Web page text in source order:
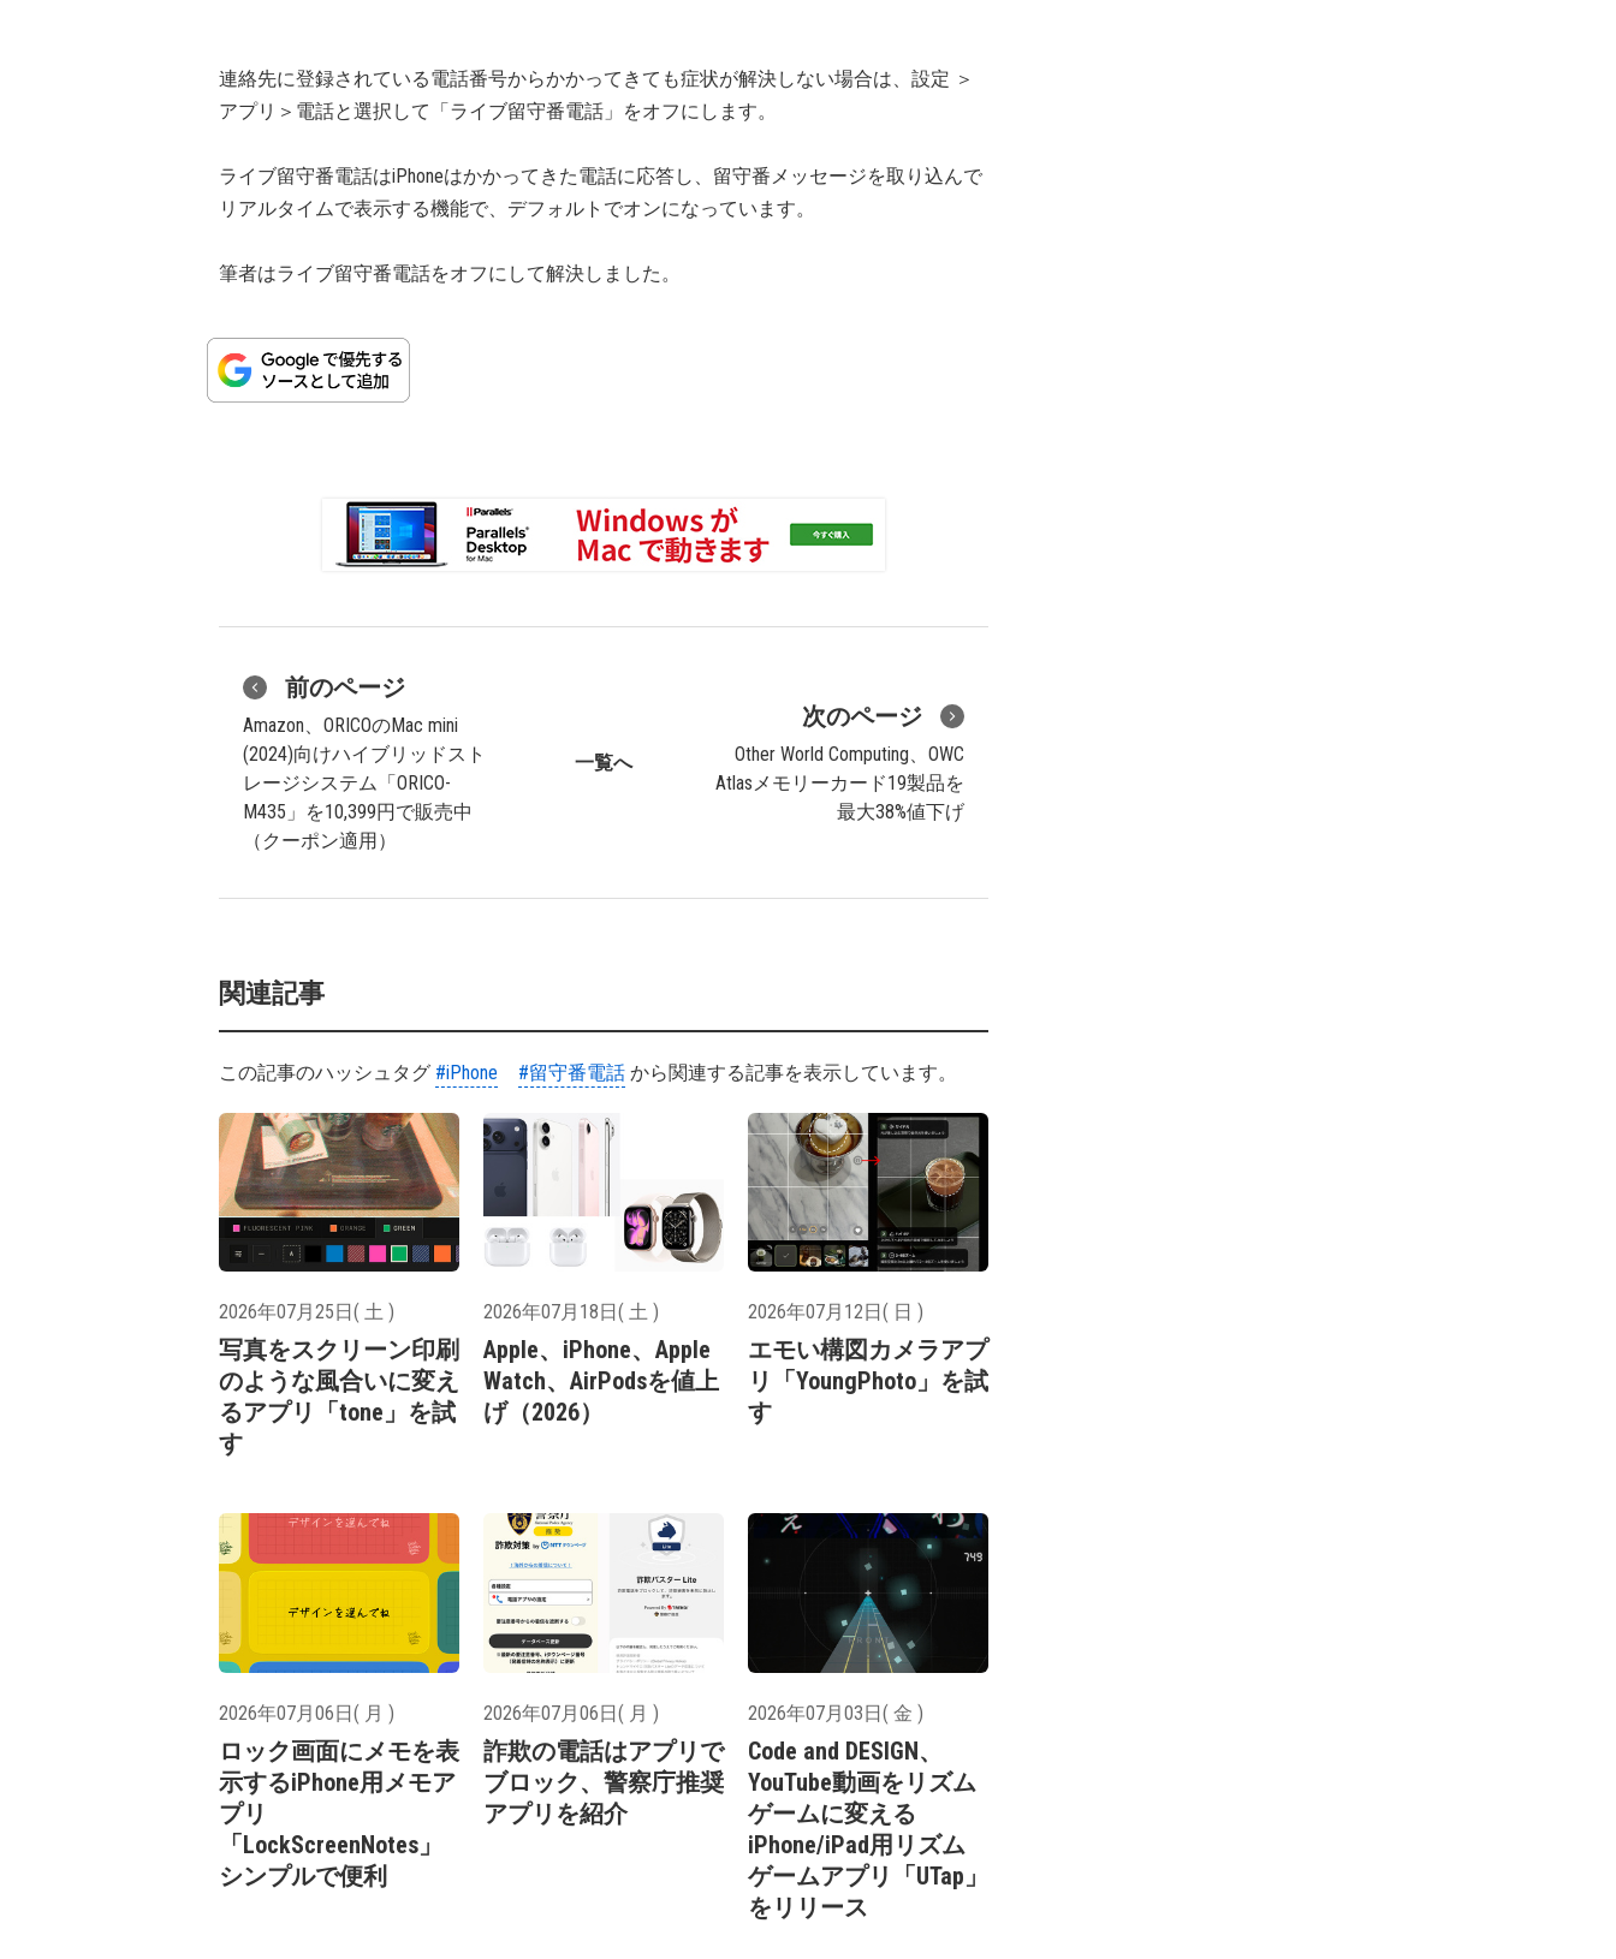
連絡先に登録されている電話番号からかかってきても症状が解決しない場合は、設定 ＞
アプリ＞電話と選択して「ライブ留守番電話」をオフにします。
ライブ留守番電話はiPhoneはかかってきた電話に応答し、留守番メッセージを取り込んで
リアルタイムで表示する機能で、デフォルトでオンになっています。
筆者はライブ留守番電話をオフにして解決しました。
前のページ
Amazon、ORICOのMac mini
(2024)向けハイブリッドスト
レージシステム「ORICO-
M435」を10,399円で販売中
（クーポン適用）
一覧へ
次のページ
Other World Computing、OWC
Atlasメモリーカード19製品を
最大38%値下げ
関連記事
この記事のハッシュタグ #iPhone #留守番電話 から関連する記事を表示しています。
2026年07月25日( 土 )
写真をスクリーン印刷
のような風合いに変え
るアプリ「tone」を試
す
2026年07月18日( 土 )
Apple、iPhone、Apple
Watch、AirPodsを値上
げ（2026）
2026年07月12日( 日 )
エモい構図カメラアプ
リ「YoungPhoto」を試
す
2026年07月06日( 月 )
ロック画面にメモを表
示するiPhone用メモア
プリ
「LockScreenNotes」
シンプルで便利
2026年07月06日( 月 )
詐欺の電話はアプリで
ブロック、警察庁推奨
アプリを紹介
2026年07月03日( 金 )
Code and DESIGN、
YouTube動画をリズム
ゲームに変える
iPhone/iPad用リズム
ゲームアプリ「UTap」
をリリース